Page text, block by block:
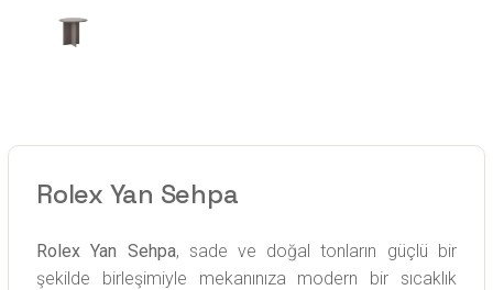
Rolex Yan Sehpa
Rolex Yan Sehpa, sade ve doğal tonların güçlü bir
şekilde birleşimiyle mekanınıza modern bir sıcaklık